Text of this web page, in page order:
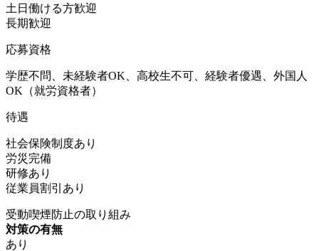
土日働ける方歓迎
長期歓迎
応募資格
学歴不問、未経験者OK、高校生不可、経験者優遇、外国人
OK（就労資格者）
待遇
社会保険制度あり
労災完備
研修あり
従業員割引あり
受動喫煙防止の取り組み
対策の有無
あり